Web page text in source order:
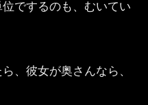
でするのも、むいてい
、彼女が奥さんなら、